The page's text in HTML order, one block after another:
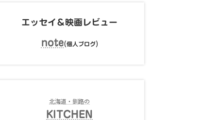
エッセイ＆映画レビュー
note(個人ブログ)
北海道・釧路の
KITCHEN